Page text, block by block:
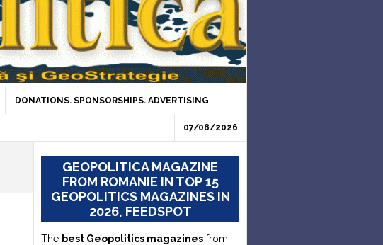
DONATIONS. SPONSORSHIPS. ADVERTISING
07/08/2026
GEOPOLITICA MAGAZINE
FROM ROMANIE IN TOP 15
GEOPOLITICS MAGAZINES IN
2026, FEEDSPOT
The best Geopolitics magazines from